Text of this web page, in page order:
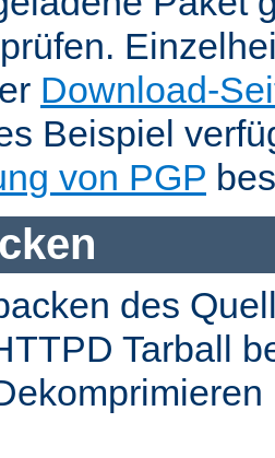
Download-
Beispiel
von PGP
des
Tarball